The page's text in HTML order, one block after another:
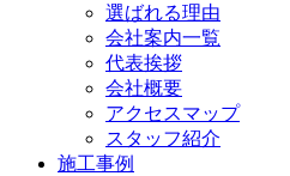
選ばれる理由
会社案内一覧
代表挨拶
会社概要
アクセスマップ
スタッフ紹介
施工事例